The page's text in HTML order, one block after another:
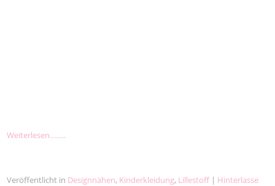
Weiterlesen……..
Veröffentlicht in Designnähen, Kinderkleidung, Lillestoff | Hinterlasse